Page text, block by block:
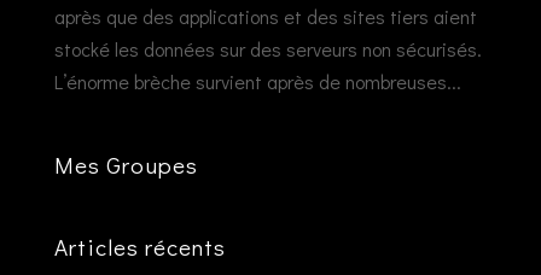
après que des applications et des sites tiers aient
stocké les données sur des serveurs non sécurisés.
L’énorme brèche survient après de nombreuses...
Mes Groupes
Articles récents